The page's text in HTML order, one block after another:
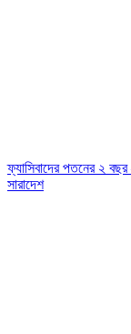
ফ্যাসিবাদের পতনের ২
সারাদেশ